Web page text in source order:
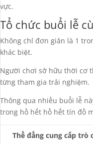
vực.
Tổ chức buổi lễ
Không chỉ đơn giản là 1
khác biệt.
Người chơi sở hữu thời cơ
từng tham gia trải nghiệm.
Thông qua nhiều buổi lễ
trong hồ hết hồ hết tín đồ
Thể đẳng cung cấp trò